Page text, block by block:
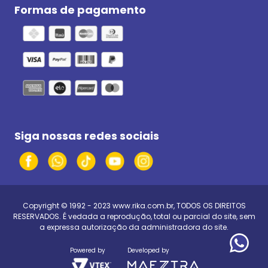
Formas de pagamento
Siga nossas redes sociais
Copyright © 1992 - 2023 www.rika.com.br, TODOS OS DIREITOS
RESERVADOS. É vedada a reprodução, total ou parcial do site, sem
a expressa autorização da administradora do site.
Powered by Developed by